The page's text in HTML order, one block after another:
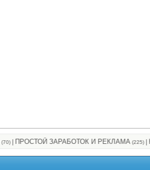
ПРОСТОЙ ЗАРАБОТОК И РЕКЛАМА(225)|